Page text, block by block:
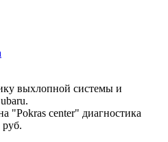
выхлопной системы и
"Pokras center" диагностика